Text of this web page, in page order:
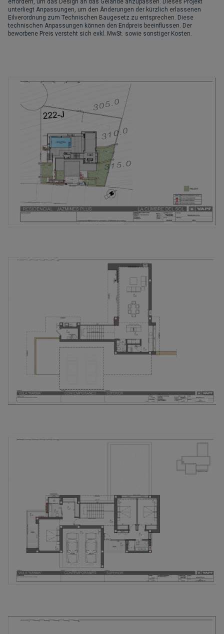
unterliegt Anpassungen, um den Änderungen der kürzlich erlassenen
Eilverordnung zum Technischen Baugesetz zu entsprechen. Diese
technischen Anpassungen können den Endpreis beeinflussen. Der
beworbene Preis versteht sich exkl. MwSt. sowie sonstiger Kosten.